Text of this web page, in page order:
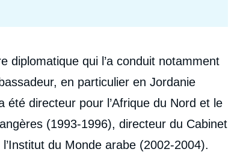
diplomatique qui l’a conduit notamment
en particulier en Jordanie
directeur pour l’Afrique du Nord et le
(1993-1996), directeur du Cabinet
du Monde arabe (2002-2004).